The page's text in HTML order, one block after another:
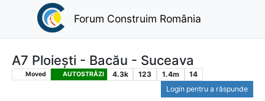
Forum Construim România
A7 Ploiești - Bacău - Suceava
Moved AUTOSTRĂZI 4.3k 123 1.4m
14
Login pentru a răspunde